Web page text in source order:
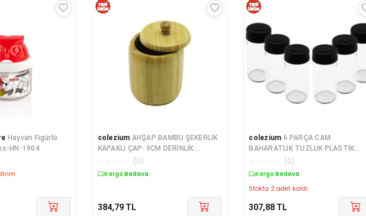
Hayvan Figürlü
HN-1904
colezium AHŞAP BAMBU ŞEKERLİK
KAPAKLI ÇAP: 9CM DERİNLİK:
10.5CM NO:10
(0)
Kargo Bedava
384,79 TL
colezium 6 PARÇA CAM
BAHARATLIK TUZLUK PLASTİK
KAPAK 225 ML
(0)
Kargo Bedava
Stokta 2 adet kaldı.
307,88 TL